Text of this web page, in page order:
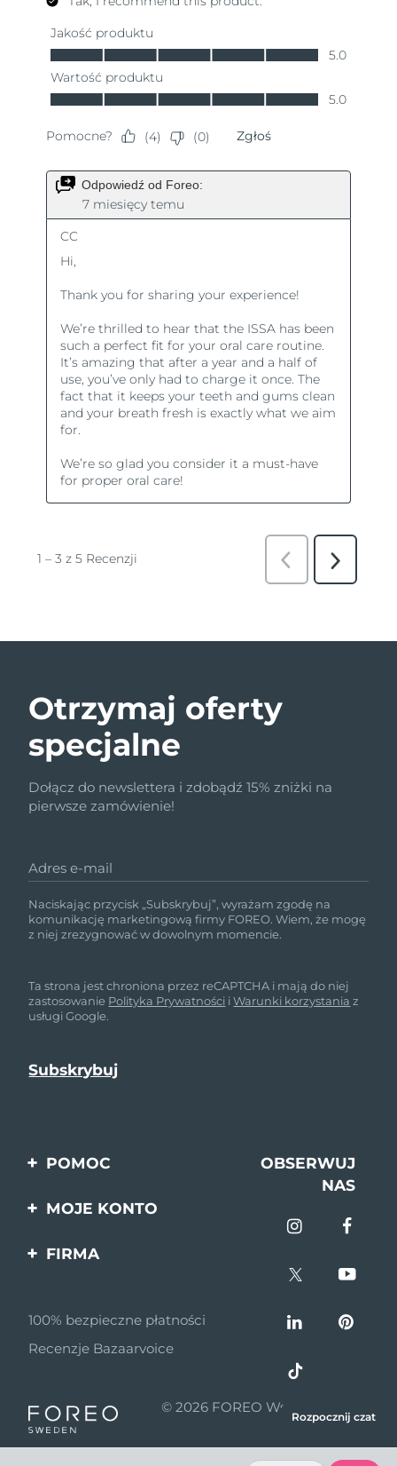
Otrzymaj oferty
specjalne
Dołącz do newslettera i zdobądź 15% zniżki na
pierwsze zamówienie!
Adres e-mail
Naciskając przycisk „Subskrybuj”, wyrażam zgodę na
komunikację marketingową firmy FOREO. Wiem, że mogę
z niej zrezygnować w dowolnym momencie.
Ta strona jest chroniona przez reCAPTCHA i mają do niej
zastosowanie Polityka Prywatności iWarunki korzystania z
usługi Google.
POMOC
Kontakt
OBSERWUJ
NAS
MOJE KONTO
FIRMA
Program partnerski
Wiadomości
MYSA
Dystrybutorzy
100% bezpieczne płatności
Recenzje Bazaarvoice
© 2026 FOREO Wszelkie prawa
zastrzeżone
Rozpocznij czat